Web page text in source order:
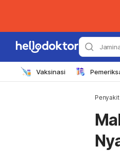
Vaksinasi